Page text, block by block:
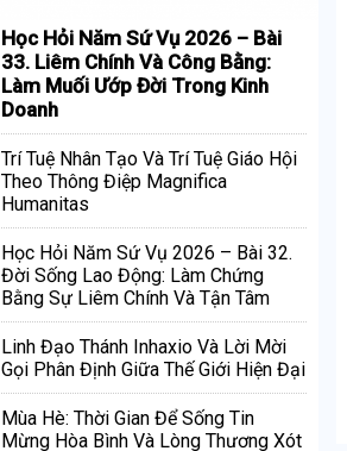
Học Hỏi Năm Sứ Vụ 2026 – Bài
33. Liêm Chính Và Công Bằng:
Làm Muối Ướp Đời Trong Kinh
Doanh
Trí Tuệ Nhân Tạo Và Trí Tuệ Giáo Hội
Theo Thông Điệp Magnifica
Humanitas
Học Hỏi Năm Sứ Vụ 2026 – Bài 32.
Đời Sống Lao Động: Làm Chứng
Bằng Sự Liêm Chính Và Tận Tâm
Linh Đạo Thánh Inhaxio Và Lời Mời
Gọi Phân Định Giữa Thế Giới Hiện Đại
Mùa Hè: Thời Gian Để Sống Tin
Mừng Hòa Bình Và Lòng Thương Xót